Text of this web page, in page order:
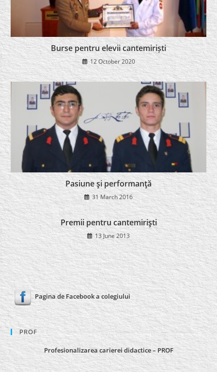
Burse pentru elevii cantemiriști
12 October 2020
Pasiune şi performanţă
31 March 2016
Premii pentru cantemirişti
13 June 2013
Pagina de Facebook a colegiului
PROF
Profesionalizarea carierei didactice – PROF